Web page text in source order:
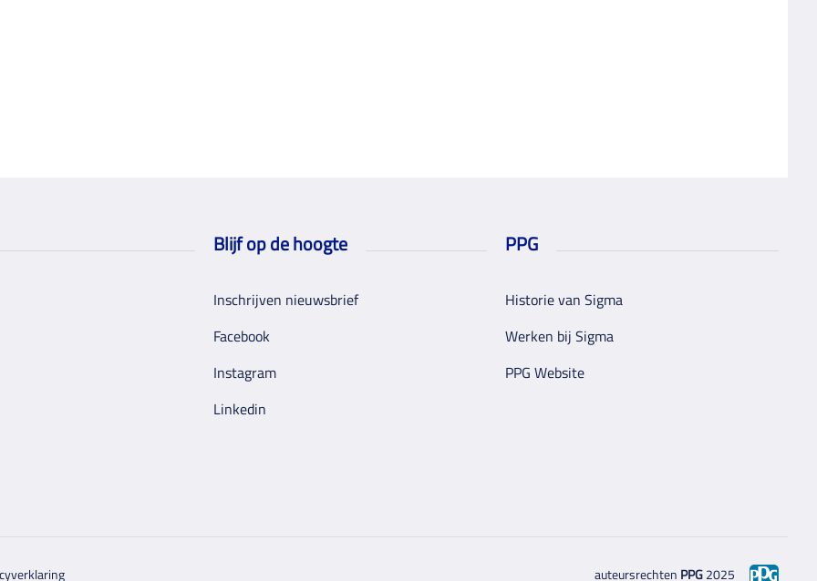
Blijf op de hoogte
Inschrijven nieuwsbrief
Facebook
Instagram
Linkedin
PPG
Historie van Sigma
Werken bij Sigma
PPG Website
auteursrechten PPG2025